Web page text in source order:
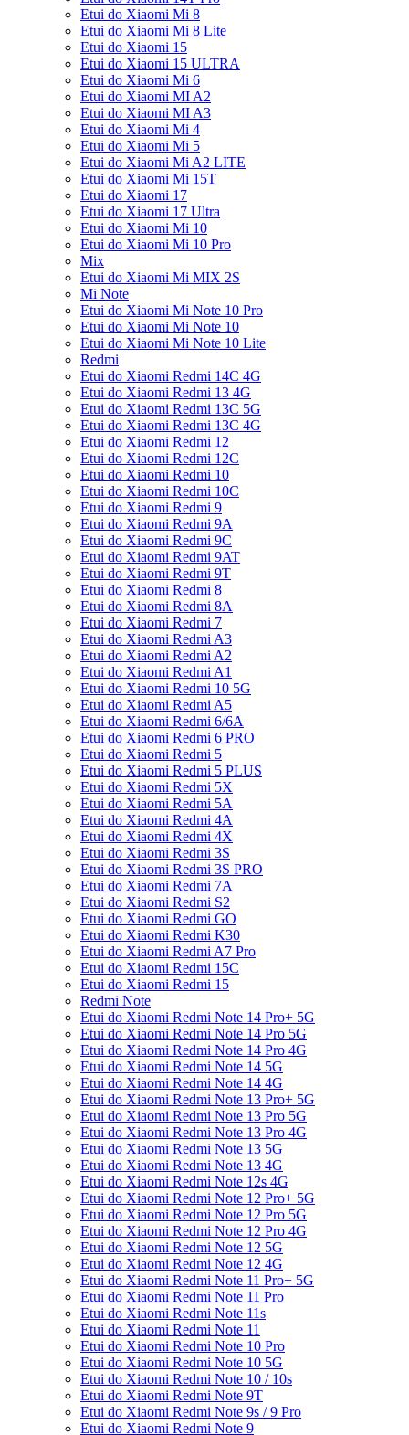
Etui do Xiaomi Mi 8
Etui do Xiaomi Mi 8 Lite
Etui do Xiaomi 15
Etui do Xiaomi 15 ULTRA
Etui do Xiaomi Mi 6
Etui do Xiaomi MI A2
Etui do Xiaomi MI A3
Etui do Xiaomi Mi 4
Etui do Xiaomi Mi 5
Etui do Xiaomi Mi A2 LITE
Etui do Xiaomi Mi 15T
Etui do Xiaomi 17
Etui do Xiaomi 17 Ultra
Etui do Xiaomi Mi 10
Etui do Xiaomi Mi 10 Pro
Mix
Etui do Xiaomi Mi MIX 2S
Mi Note
Etui do Xiaomi Mi Note 10 Pro
Etui do Xiaomi Mi Note 10
Etui do Xiaomi Mi Note 10 Lite
Redmi
Etui do Xiaomi Redmi 14C 4G
Etui do Xiaomi Redmi 13 4G
Etui do Xiaomi Redmi 13C 5G
Etui do Xiaomi Redmi 13C 4G
Etui do Xiaomi Redmi 12
Etui do Xiaomi Redmi 12C
Etui do Xiaomi Redmi 10
Etui do Xiaomi Redmi 10C
Etui do Xiaomi Redmi 9
Etui do Xiaomi Redmi 9A
Etui do Xiaomi Redmi 9C
Etui do Xiaomi Redmi 9AT
Etui do Xiaomi Redmi 9T
Etui do Xiaomi Redmi 8
Etui do Xiaomi Redmi 8A
Etui do Xiaomi Redmi 7
Etui do Xiaomi Redmi A3
Etui do Xiaomi Redmi A2
Etui do Xiaomi Redmi A1
Etui do Xiaomi Redmi 10 5G
Etui do Xiaomi Redmi A5
Etui do Xiaomi Redmi 6/6A
Etui do Xiaomi Redmi 6 PRO
Etui do Xiaomi Redmi 5
Etui do Xiaomi Redmi 5 PLUS
Etui do Xiaomi Redmi 5X
Etui do Xiaomi Redmi 5A
Etui do Xiaomi Redmi 4A
Etui do Xiaomi Redmi 4X
Etui do Xiaomi Redmi 3S
Etui do Xiaomi Redmi 3S PRO
Etui do Xiaomi Redmi 7A
Etui do Xiaomi Redmi S2
Etui do Xiaomi Redmi GO
Etui do Xiaomi Redmi K30
Etui do Xiaomi Redmi A7 Pro
Etui do Xiaomi Redmi 15C
Etui do Xiaomi Redmi 15
Redmi Note
Etui do Xiaomi Redmi Note 14 Pro+ 5G
Etui do Xiaomi Redmi Note 14 Pro 5G
Etui do Xiaomi Redmi Note 14 Pro 4G
Etui do Xiaomi Redmi Note 14 5G
Etui do Xiaomi Redmi Note 14 4G
Etui do Xiaomi Redmi Note 13 Pro+ 5G
Etui do Xiaomi Redmi Note 13 Pro 5G
Etui do Xiaomi Redmi Note 13 Pro 4G
Etui do Xiaomi Redmi Note 13 5G
Etui do Xiaomi Redmi Note 13 4G
Etui do Xiaomi Redmi Note 12s 4G
Etui do Xiaomi Redmi Note 12 Pro+ 5G
Etui do Xiaomi Redmi Note 12 Pro 5G
Etui do Xiaomi Redmi Note 12 Pro 4G
Etui do Xiaomi Redmi Note 12 5G
Etui do Xiaomi Redmi Note 12 4G
Etui do Xiaomi Redmi Note 11 Pro+ 5G
Etui do Xiaomi Redmi Note 11 Pro
Etui do Xiaomi Redmi Note 11s
Etui do Xiaomi Redmi Note 11
Etui do Xiaomi Redmi Note 10 Pro
Etui do Xiaomi Redmi Note 10 5G
Etui do Xiaomi Redmi Note 10 / 10s
Etui do Xiaomi Redmi Note 9T
Etui do Xiaomi Redmi Note 9s / 9 Pro
Etui do Xiaomi Redmi Note 9